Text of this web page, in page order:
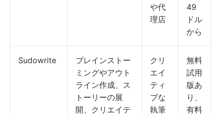
や代
理店
49
ドル
から
Sudowrite
ブレインストー
ミングやアウト
ライン作成、ス
トーリーの展
開、クリエイテ
クリ
エイ
ティ
ブな
執筆
無料
試用
版あ
り、
有料